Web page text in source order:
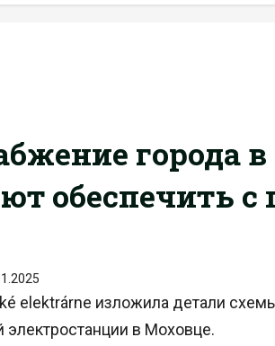
города
обеспечить
elektrárne изложила детали
электростанции в Моховце.